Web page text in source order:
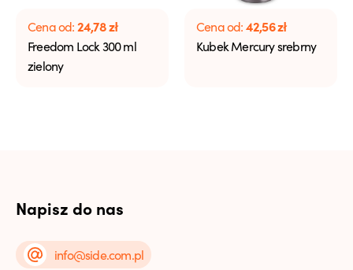
Cena od:24,78zł
Freedom Lock 300 ml
zielony
Cena od:42,56zł
Kubek Mercury srebrny
Napisz do nas
info@side.com.pl